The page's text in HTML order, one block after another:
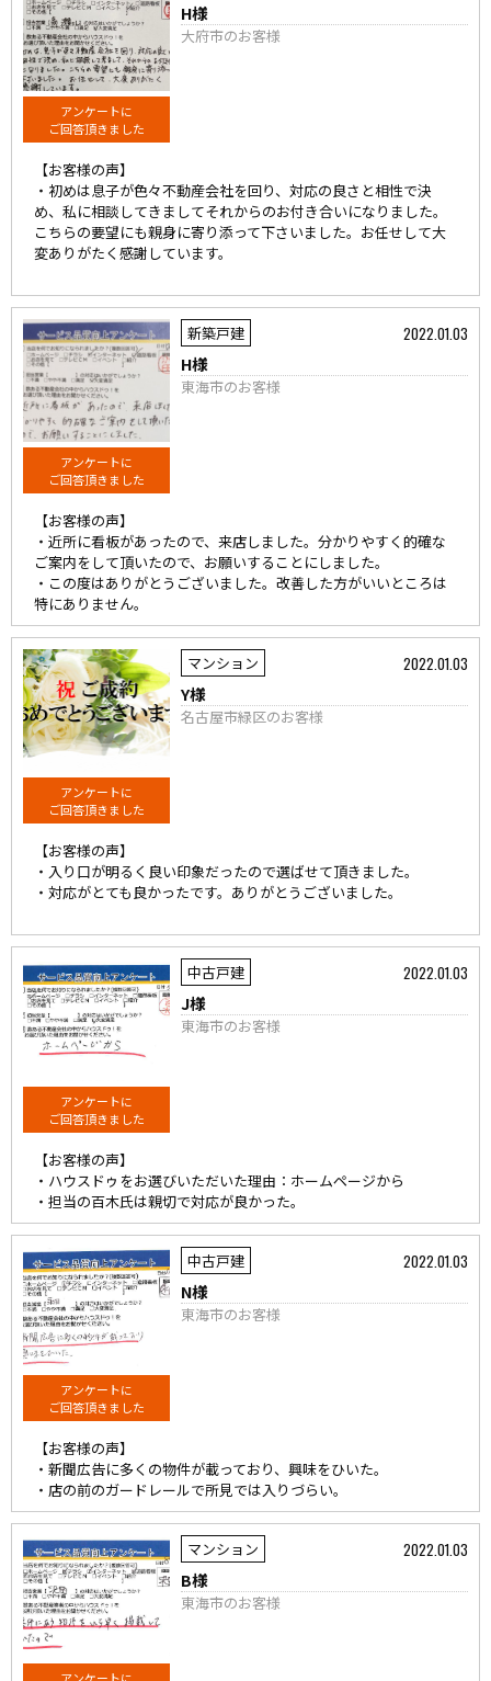
アンケートに
ご回答頂きました
H様
大府市のお客様
【お客様の声】
・初めは息子が色々不動産会社を回り、対応の良さと相性で決
め、私に相談してきましてそれからのお付き合いになりました。
こちらの要望にも親身に寄り添って下さいました。お任せして大
変ありがたく感謝しています。
アンケートに
ご回答頂きました
新築戸建 2022.01.03
H様
東海市のお客様
【お客様の声】
・近所に看板があったので、来店しました。分かりやすく的確な
ご案内をして頂いたので、お願いすることにしました。
・この度はありがとうございました。改善した方がいいところは
特にありません。
アンケートに
ご回答頂きました
マンション 2022.01.03
Y様
名古屋市緑区のお客様
【お客様の声】
・入り口が明るく良い印象だったので選ばせて頂きました。
・対応がとても良かったです。ありがとうございました。
アンケートに
ご回答頂きました
中古戸建 2022.01.03
J様
東海市のお客様
【お客様の声】
・ハウスドゥをお選びいただいた理由：ホームページから
・担当の百木氏は親切で対応が良かった。
アンケートに
ご回答頂きました
中古戸建 2022.01.03
N様
東海市のお客様
【お客様の声】
・新聞広告に多くの物件が載っており、興味をひいた。
・店の前のガードレールで所見では入りづらい。
マンション 2022.01.03
B様
東海市のお客様